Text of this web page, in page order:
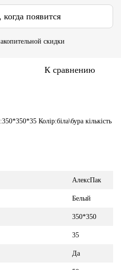
появится
скидки
К сравнению
Колір:біла\бура кількість
АлексПак
Белый
350*350
35
Да